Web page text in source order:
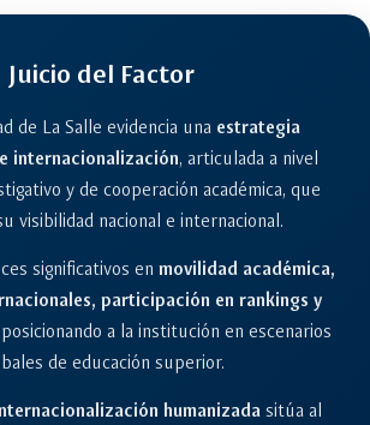
Juicio del Factor
de La Salle evidencia una estrategia
internacionalización, articulada a nivel
y de cooperación académica, que
visibilidad nacional e internacional.
significativos en movilidad académica,
participación en rankings y
posicionando a la institución en escenarios
de educación superior.
humanizada sitúa al